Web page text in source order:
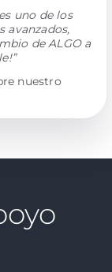
uno de los
avanzados,
de ALGO a
nuestro